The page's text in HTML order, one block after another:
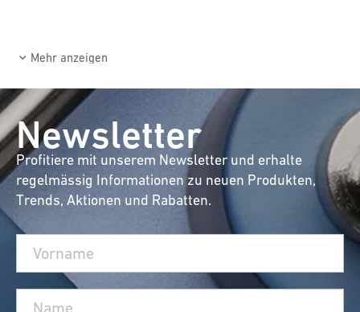
Mehr anzeigen
Newsletter
Profitiere mit unserem Newsletter und erhalte
regelmässig Informationen zu neuen Produkten,
Trends, Aktionen und Rabatten.